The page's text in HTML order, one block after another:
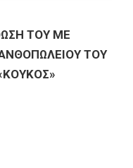
ΤΟΥ ΜΕ
ΤΟΥ